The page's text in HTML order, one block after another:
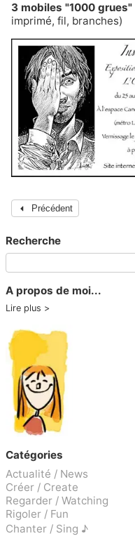
3 mobiles "1000 grues"
imprimé, fil, branches)
Précédent
Recherche
A propos de moi...
Lire plus
Catégories
Actualité / News
Créer / Create
Regarder / Watching
Rigoler / Fun
Chanter / Sing ♪